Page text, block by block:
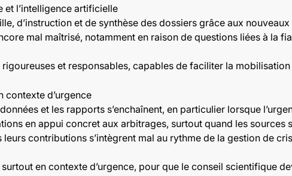
et l’intelligence artificielle
d’instruction et de synthèse des dossiers grâce aux
mal maîtrisé, notamment en raison de questions liées à la
et responsables, capables de faciliter la
contexte d’urgence
et les rapports s’enchaînent, en particulier lorsque
en appui concret aux arbitrages, surtout quand les
contributions s’intègrent mal au rythme de la gestion de
en contexte d’urgence, pour que le conseil scientifique